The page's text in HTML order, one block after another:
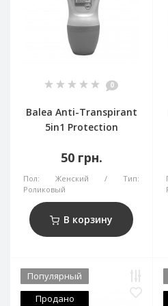
0
Balea Anti-Transpirant
5in1 Protection
50 грн.
Пол: Женский
Тип:
Роликовый
В корзину
Популярный
Продано